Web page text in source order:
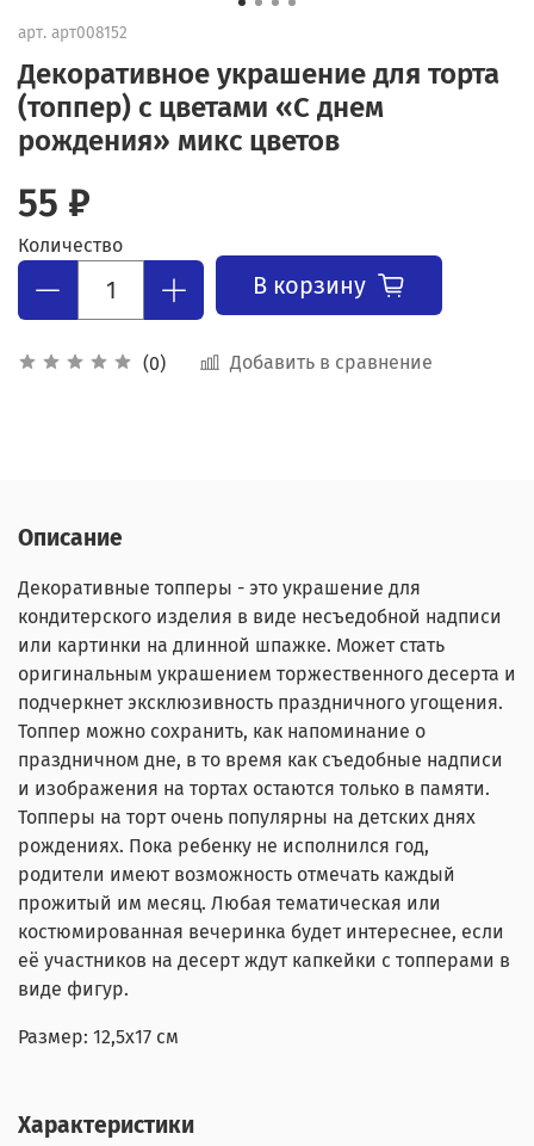
арт. арт008152
Декоративное украшение для торта
(топпер) с цветами «С днем
рождения» микс цветов
(0) Добавить в сравнение
55 ₽
Количество
В корзину
Описание
Декоративные топперы - это украшение для
кондитерского изделия в виде несъедобной надписи
или картинки на длинной шпажке. Может стать
оригинальным украшением торжественного десерта и
подчеркнет эксклюзивность праздничного угощения.
Топпер можно сохранить, как напоминание о
праздничном дне, в то время как съедобные надписи
и изображения на тортах остаются только в памяти.
Топперы на торт очень популярны на детских днях
рождениях. Пока ребенку не исполнился год,
родители имеют возможность отмечать каждый
прожитый им месяц. Любая тематическая или
костюмированная вечеринка будет интереснее, если
её участников на десерт ждут капкейки с топперами в
виде фигур.
Размер: 12,5x17 см
Характеристики